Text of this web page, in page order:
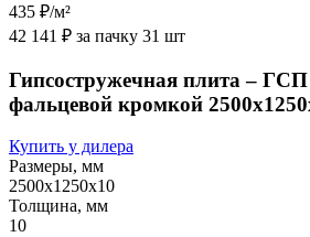
435 ₽/м²
42 141 ₽ за пачку 31 шт
Гипсостружечная плита – ГСП
фальцевой кромкой
Купить у дилера
Размеры, мм
2500х1250х10
Толщина, мм
10